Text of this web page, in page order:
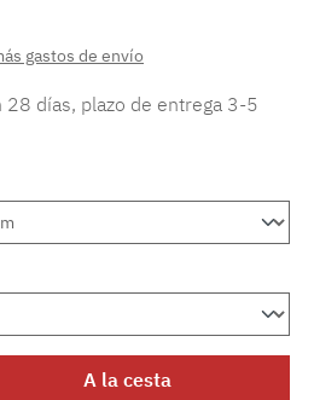
gastos de envío
28 días, plazo de entrega 3-5
introduce la
A la cesta